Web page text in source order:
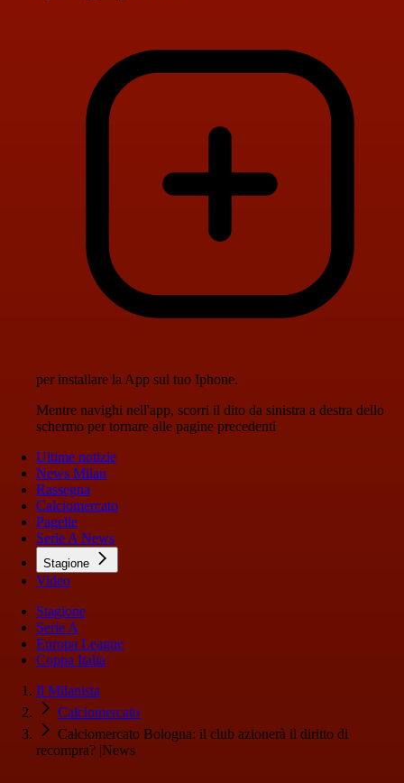
per installare la App sul tuo Iphone.
Mentre navighi nell'app, scorri il dito da sinistra a destra dello
schermo per tornare alle pagine precedenti
Ultime notizie
News Milan
Rassegna
Calciomercato
Pagelle
Serie A News
Stagione
Video
Stagione
Serie A
Europa League
Coppa Italia
Il Milanista
Calciomercato
Calciomercato Bologna: il club azionerà il diritto di
recompra? |News